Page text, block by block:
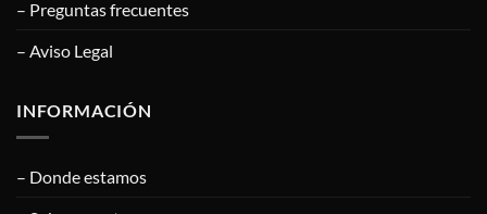
– Preguntas frecuentes
– Aviso Legal
INFORMACIÓN
– Donde estamos